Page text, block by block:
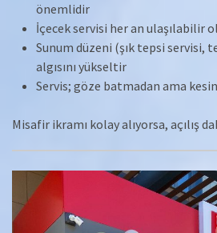
önemlidir
İçecek servisi her an ulaşılabilir
Sunum düzeni (şık tepsi servisi,
algısını yükseltir
Servis; göze batmadan ama
Misafir ikramı kolay alıyorsa, açılış